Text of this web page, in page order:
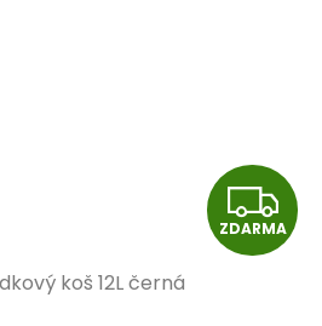
Z
D
ZDARMA
koš 12L černá